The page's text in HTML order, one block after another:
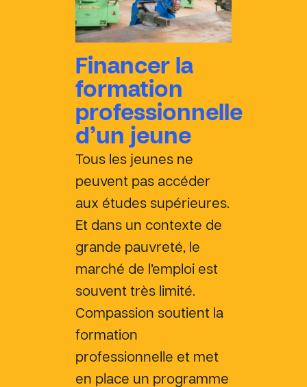
Financer la
formation
professionnelle
d’un jeune
Tous les jeunes ne
peuvent pas accéder
aux études supérieures.
Et dans un contexte de
grande pauvreté, le
marché de l’emploi est
souvent très limité.
Compassion soutient la
formation
professionnelle et met
en place un programme